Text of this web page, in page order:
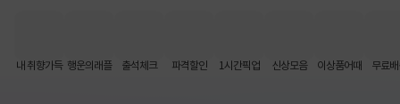
내 취향가득 행운의래플 출석체크 파격할인 1시간픽업 신상모음 이상품어때 무료